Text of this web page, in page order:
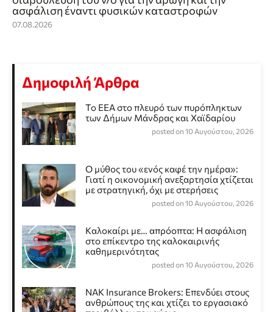
ασφάλιση έναντι φυσικών καταστροφών
07.08.2026
Δημοφιλή Άρθρα
Το ΕΕΑ στο πλευρό των πυρόπληκτων
των Δήμων Μάνδρας και Χαϊδαρίου
posted on 10 Αυγούστου, 2026
Ο μύθος του «ενός καφέ την ημέρα»:
Γιατί η οικονομική ανεξαρτησία χτίζεται
με στρατηγική, όχι με στερήσεις
posted on 10 Αυγούστου, 2026
Καλοκαίρι με… απρόοπτα: Η ασφάλιση
στο επίκεντρο της καλοκαιρινής
καθημερινότητας
posted on 10 Αυγούστου, 2026
NAK Insurance Brokers: Επενδύει στους
ανθρώπους της και χτίζει το εργασιακό